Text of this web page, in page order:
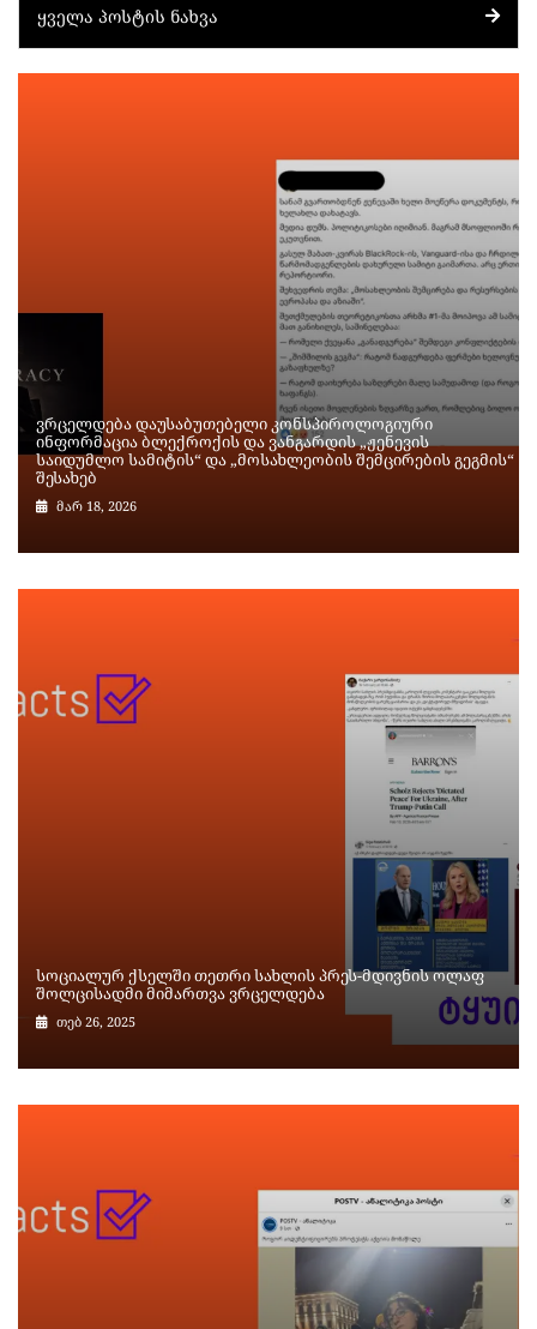
ᲧᲕᲔᲚᲐ ᲞᲝᲡᲢᲘᲡ ᲜᲐᲮᲕᲐ
ვრცელდება დაუსაბუთებელი კონსპიროლოგიური
ინფორმაცია ბლექროქის და ვანგარდის „ჟენევის
საიდუმლო სამიტის“ და „მოსახლეობის შემცირების გეგმის“
შესახებ
მარ 18, 2026
სოციალურ ქსელში თეთრი სახლის პრეს-მდივნის ოლაფ
შოლცისადმი მიმართვა ვრცელდება
თებ 26, 2025